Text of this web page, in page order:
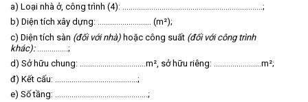
a) Loại nhà ở, công trình (4): ……………..……………………………………………;
b) Diện tích xây dựng: …………………….. (m²);
c) Diện tích sàn (đối với nhà) hoặc công suất (đối với công trình
khác):……………;
d) Sở hữu chung: …………………………..m², sở hữu riêng: …………………..m²;
đ) Kết cấu: ……………..…………………..;
e) Số tầng: ………………………………………;